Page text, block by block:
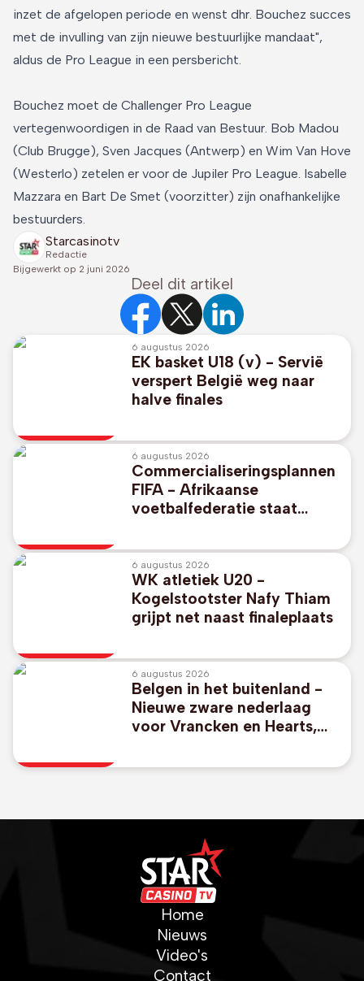
inzet de afgelopen periode en wenst dhr. Bouchez succes
met de invulling van zijn nieuwe bestuurlijke mandaat",
aldus de Pro League in een persbericht.
Bouchez moet de Challenger Pro League
vertegenwoordigen in de Raad van Bestuur. Bob Madou
(Club Brugge), Sven Jacques (Antwerp) en Wim Van Hove
(Westerlo) zetelen er voor de Jupiler Pro League. Isabelle
Mazzara en Bart De Smet (voorzitter) zijn onafhankelijke
bestuurders.
Starcasinotv
Redactie
Bijgewerkt op 2 juni 2026
Deel dit artikel
6 augustus 2026
EK basket U18 (v) - Servië
verspert België weg naar
halve finales
6 augustus 2026
Commercialiseringsplannen
FIFA - Afrikaanse
voetbalfederatie staat
voorzitter Gianni Infantino
6 augustus 2026
WK atletiek U20 -
Kogelstootster Nafy Thiam
grijpt net naast finaleplaats
6 augustus 2026
Belgen in het buitenland -
Nieuwe zware nederlaag
voor Vrancken en Hearts,
voor winnend Ajax
Home
Nieuws
Video's
Contact